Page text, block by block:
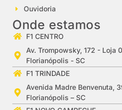
Ouvidoria
Onde estamos
F1 CENTRO
Av. Trompowsky, 172 - Loja
Florianópolis - SC
F1 TRINDADE
Avenida Madre Benvenuta,
Florianópolis – SC